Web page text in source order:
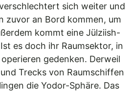
sich weiter und
zuvor an Bord kommen, um
kommt eine Jülziish-
es doch ihr Raumsektor, in
gedenken. Derweil
Trecks von Raumschiffen
die Yodor-Sphäre. Das